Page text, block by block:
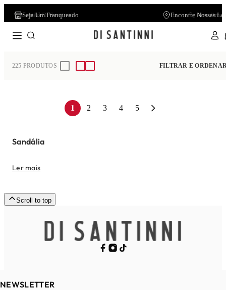
Seja Um Franqueado Encontre Nossas
225 PRODUTOS FILTRAR E
1 2 3 4 5
Sandália
Ler mais
Scroll to top
NEWSLETTER